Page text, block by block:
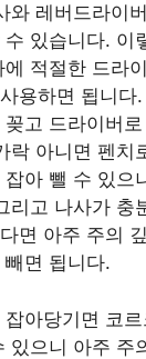
와 레버드라이
수 있습니다. 이
적절한 드라
용하면 됩니다
고 드라이버
락 아니면 펜치
아 뺄 수 있으
리고 나사가 충
면 아주 주의
면 됩니다.
아당기면 코
있으니 아주 주